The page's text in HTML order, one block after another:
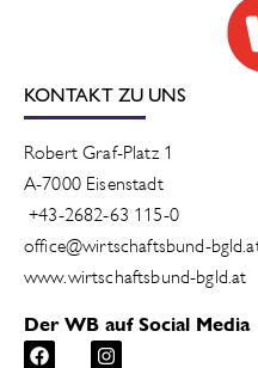
KONTAKT ZU UNS
Robert Graf-Platz 1
A-7000 Eisenstadt
+43-2682-63 115-0
office@wirtschaftsbund-
www.wirtschaftsbund-bgld.at
Der WB auf Social Media